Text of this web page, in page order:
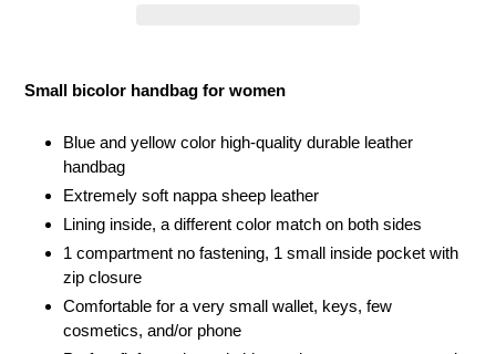
product
cart
Small bicolor handbag for women
Blue and yellow color high-quality durable leather
handbag
Extremely soft nappa sheep leather
Lining inside, a different color match on both sides
1 compartment no fastening, 1 small inside pocket with
zip closure
Comfortable for a very small wallet, keys, few
cosmetics, and/or phone